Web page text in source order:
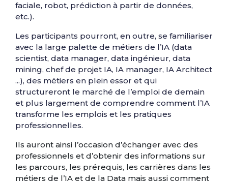
faciale, robot, prédiction à partir de données,
etc.).
Les participants pourront, en outre, se familiariser
avec la large palette de métiers de l’IA (data
scientist, data manager, data ingénieur, data
mining, chef de projet IA, IA manager, IA Architect
...), des métiers en plein essor et qui
structureront le marché de l’emploi de demain
et plus largement de comprendre comment l’IA
transforme les emplois et les pratiques
professionnelles.
Ils auront ainsi l’occasion d’échanger avec des
professionnels et d’obtenir des informations sur
les parcours, les prérequis, les carrières dans les
métiers de l’IA et de la Data mais aussi comment